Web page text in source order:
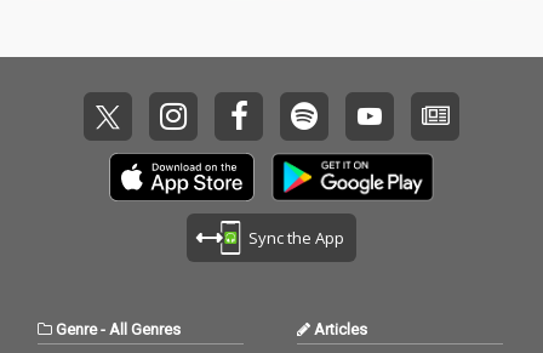
Sync the App
Genre- All Genres Articles